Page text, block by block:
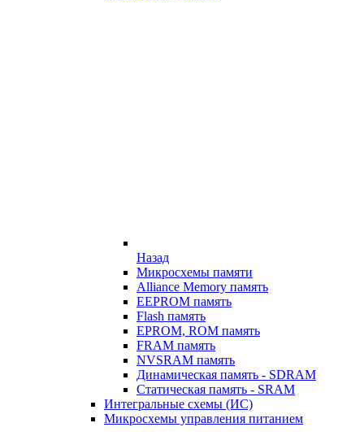
Назад
Микросхемы памяти
Alliance Memory память
EEPROM память
Flash память
EPROM, ROM память
FRAM память
NVSRAM память
Динамическая память - SDRAM
Статическая память - SRAM
Интегральные схемы (ИС)
Микросхемы управления питанием